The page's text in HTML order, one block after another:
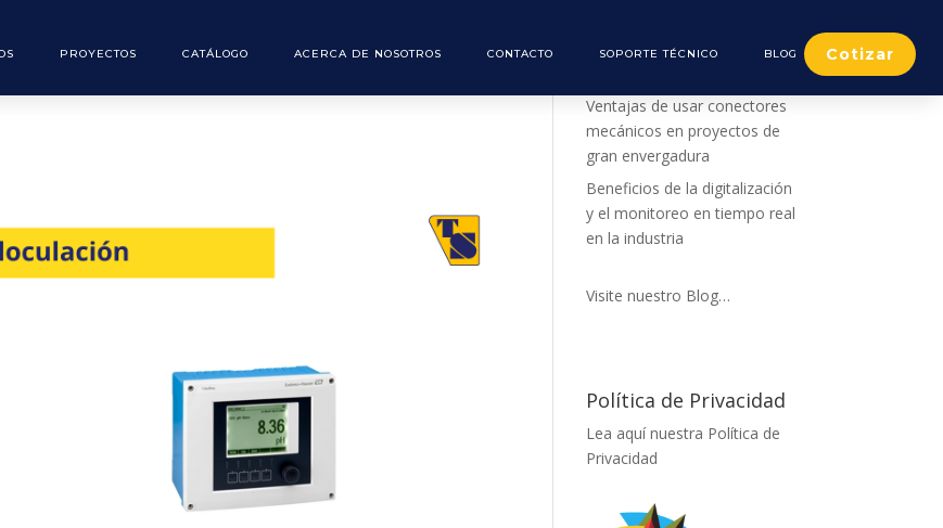
PROYECTOS CATÁLOGO ACERCA DE NOSOTROS CONTACTO SOPORTE TÉCNICO BLOG Cotizar
Ventajas de usar conectores
mecánicos en proyectos de
gran envergadura
Beneficios de la digitalización
y el monitoreo en tiempo real
en la industria
Visite nuestro Blog…
Política de Privacidad
Lea aquí nuestra Política de
Privacidad